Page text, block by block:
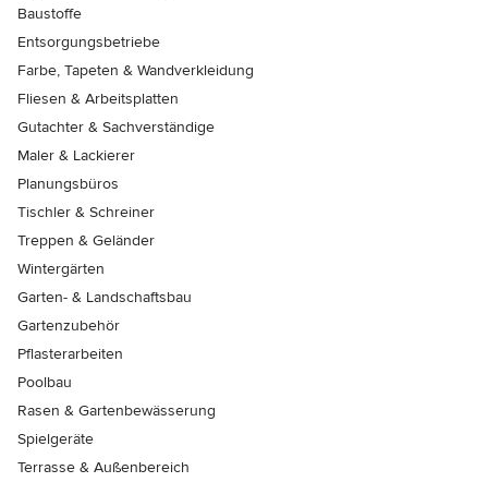
Baustoffe
Entsorgungsbetriebe
Farbe, Tapeten & Wandverkleidung
Fliesen & Arbeitsplatten
Gutachter & Sachverständige
Maler & Lackierer
Planungsbüros
Tischler & Schreiner
Treppen & Geländer
Wintergärten
Garten- & Landschaftsbau
Gartenzubehör
Pflasterarbeiten
Poolbau
Rasen & Gartenbewässerung
Spielgeräte
Terrasse & Außenbereich